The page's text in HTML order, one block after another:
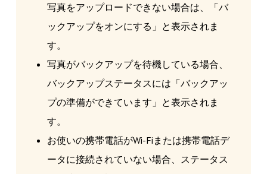
写真をアップロードできない場合は、「バ
ックアップをオンにする」と表示されま
す。
写真がバックアップを待機している場合、
バックアップステータスには「バックアッ
プの準備ができています」と表示されま
す。
お使いの携帯電話がWi-Fiまたは携帯電話デ
ータに接続されていない場合、ステータス